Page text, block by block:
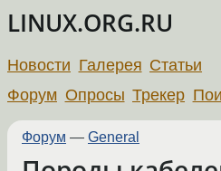
LINUX.ORG.RU
Новости Галерея Статьи
Форум Опросы Трекер
Форум — General